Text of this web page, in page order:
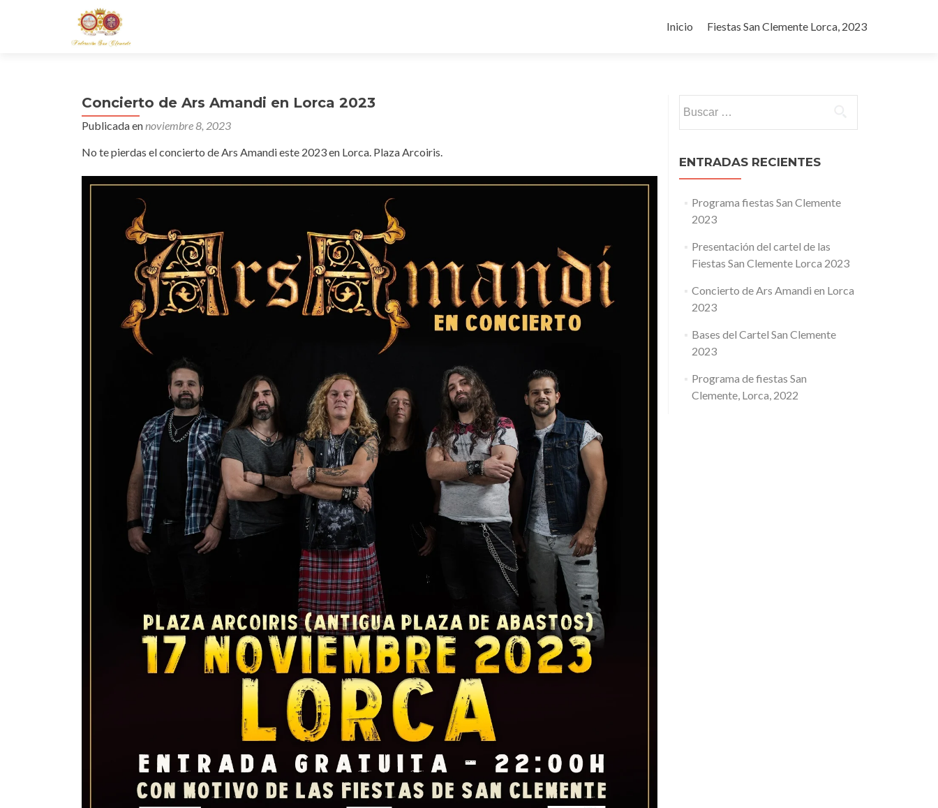
Inicio
Fiestas San Clemente Lorca, 2023
Concierto de Ars Amandi en Lorca 2023
Publicada ennoviembre 8, 2023
No te pierdas el concierto de Ars Amandi este 2023 en Lorca. Plaza Arcoiris.
ENTRADAS RECIENTES
Programa fiestas San Clemente
2023
Presentación del cartel de las
Fiestas San Clemente Lorca 2023
Concierto de Ars Amandi en Lorca
2023
Bases del Cartel San Clemente
2023
Programa de fiestas San
Clemente, Lorca, 2022